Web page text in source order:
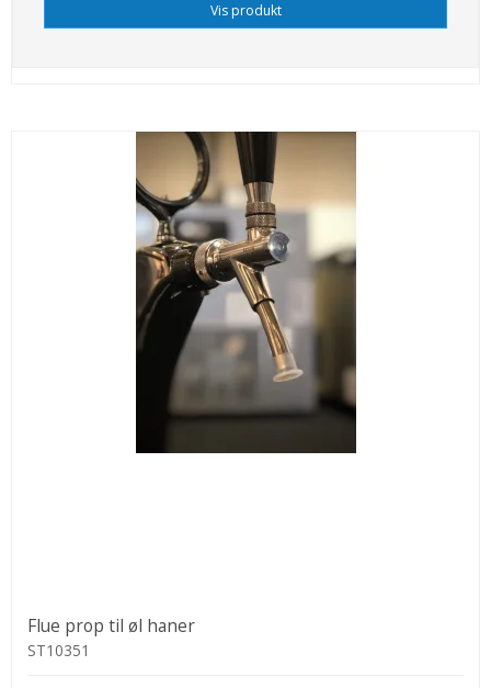
Vis produkt
Flue prop til øl haner
ST10351